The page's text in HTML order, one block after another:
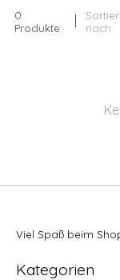
0
Produkte
nach
Viel Spaß beim
Kategorien